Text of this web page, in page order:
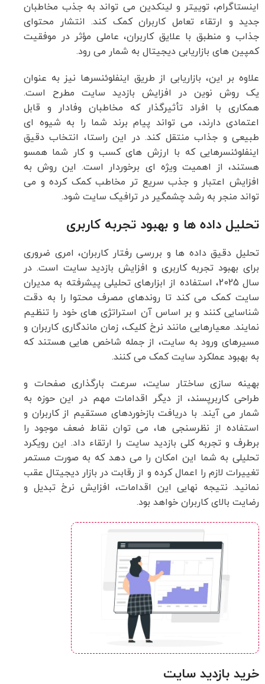
اینستاگرام، توییتر و لینکدین می تواند به جذب مخاطبان
جدید و ارتقاء تعامل کاربران کمک کند. انتشار محتوای
جذاب و منطبق با علایق کاربران، عاملی مؤثر در موفقیت
کمپین های بازاریابی دیجیتال به شمار می رود.
علاوه بر این، بازاریابی از طریق اینفلوئنسرها نیز به عنوان
یک روش نوین در افزایش بازدید سایت مطرح است.
همکاری با افراد تأثیرگذار که مخاطبان وفادار و قابل
اعتمادی دارند، می تواند پیام برند شما را به شیوه ای
طبیعی و جذاب منتقل کند. در این راستا، انتخاب دقیق
اینفلوئنسرهایی که با ارزش های کسب و کار شما همسو
هستند، از اهمیت ویژه ای برخوردار است. این روش به
افزایش اعتبار و جذب سریع تر مخاطب کمک کرده و می
تواند منجر به رشد چشمگیر در ترافیک سایت شود.
تحلیل داده ها و بهبود تجربه کاربری
تحلیل دقیق داده ها و بررسی رفتار کاربران، امری ضروری
برای بهبود تجربه کاربری و افزایش بازدید سایت است. در
سال 2025، استفاده از ابزارهای تحلیلی پیشرفته به مدیران
سایت کمک می کند تا روندهای مصرف محتوا را به دقت
شناسایی کنند و بر اساس آن استراتژی های خود را تنظیم
نمایند. معیارهایی مانند نرخ کلیک، زمان ماندگاری کاربران و
مسیرهای ورود به سایت، از جمله شاخص هایی هستند که
به بهبود عملکرد سایت کمک می کنند.
بهینه سازی ساختار سایت، سرعت بارگذاری صفحات و
طراحی کاربرپسند، از دیگر اقدامات مهم در این حوزه به
شمار می آیند. با دریافت بازخوردهای مستقیم از کاربران و
استفاده از نظرسنجی ها، می توان نقاط ضعف موجود را
برطرف و تجربه کلی بازدید سایت را ارتقاء داد. این رویکرد
تحلیلی به شما این امکان را می دهد که به صورت مستمر
تغییرات لازم را اعمال کرده و از رقابت در بازار دیجیتال عقب
نمانید. نتیجه نهایی این اقدامات، افزایش نرخ تبدیل و
رضایت بالای کاربران خواهد بود.
خرید بازدید سایت